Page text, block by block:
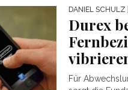
DANIEL SCHULZ
Durex
Für